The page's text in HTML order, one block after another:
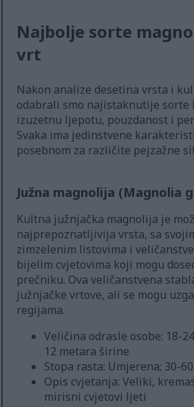
Najbolje sorte
vrt
Nakon analize desetina vrsta i
odabrali smo najistaknutije sorte
izuzetnu ljepotu, pouzdanost i
Svaka ima jedinstvene
posebnom za različite pejzažne
Južna magnolija (Magnolia
Kultna južnjačka magnolija je
najprepoznatljivija vrsta, sa
zimzelenim listovima i
bijelim cvjetovima koji mogu
prečniku. Ova veličanstvena
južnjačke vrtove, ali se mogu
regijama.
Veličina odrasle osobe: 18-
12 metara širine
Stopa rasta: Umjerena; 30-
Opis cvjetanja: Veliki,
mirisni cvjetovi ljeti